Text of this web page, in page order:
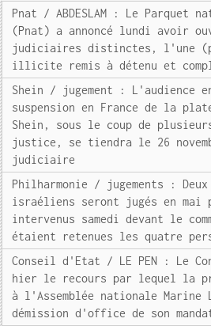
Pnat / ABDESLAM : Le
(Pnat) a annoncé lundi avoir
judiciaires distinctes, l'une
illicite remis à détenu et
Shein / jugement : L'audience
suspension en France de la
Shein, sous le coup de
justice, se tiendra le 26
judiciaire
Philharmonie / jugements :
israéliens seront jugés en mai
intervenus samedi devant le
étaient retenues les quatre
Conseil d'Etat / LE PEN : Le
hier le recours par lequel la
à l'Assemblée nationale Marine
démission d'office de son